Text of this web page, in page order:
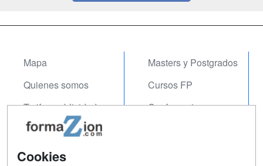
Mapa
Quienes somos
Tarifas publicidad
Acceso Usuarios
Acceso Centros
Masters y Postgrados
Cursos FP
Conferencias
Cookies